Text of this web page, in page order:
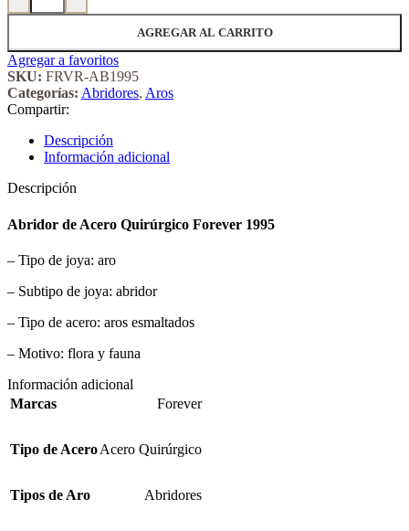
AGREGAR AL CARRITO
Agregar a favoritos
SKU: FRVR-AB1995
Categorías: Abridores, Aros
Compartir:
Descripción
Información adicional
Descripción
Abridor de Acero Quirúrgico Forever 1995
– Tipo de joya: aro
– Subtipo de joya: abridor
– Tipo de acero: aros esmaltados
– Motivo: flora y fauna
Información adicional
Marcas
Forever
Tipo de AceroAcero Quirúrgico
Tipos de Aro Abridores